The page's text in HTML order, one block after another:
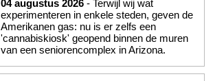
04 augustus 2026 - Terwijl wij wat
experimenteren in enkele steden, geven de
Amerikanen gas: nu is er zelfs een
'cannabiskiosk' geopend binnen de muren
van een seniorencomplex in Arizona.